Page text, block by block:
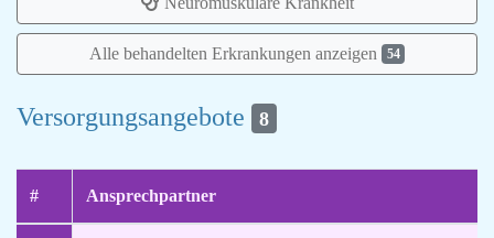
Alle behandelten Erkrankungen anzeigen 54
Versorgungsangebote 8
# Ansprechpartner